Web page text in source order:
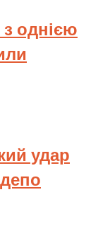
однією
удар